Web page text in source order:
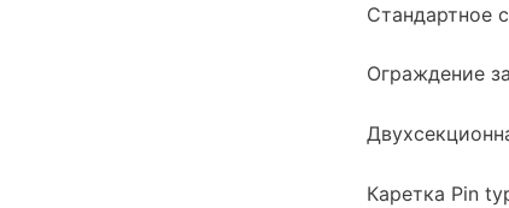
Стандартное
Ограждение
Каретка Pin